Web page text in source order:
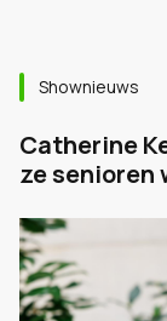
Shownieuws
Catherine
ze senioren